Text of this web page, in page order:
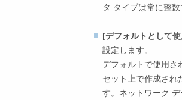
タ タイプは常に整
[デフォルトとして
設定します。
デフォルトで使用さ
セット上で作成され
す。ネットワーク